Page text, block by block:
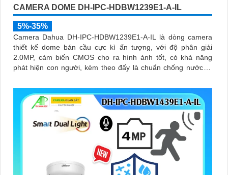
CAMERA DOME DH-IPC-HDBW1239E1-A-IL
5%-35%
Camera Dahua DH-IPC-HDBW1239E1-A-IL là dòng camera
thiết kế dome bán cầu cực kì ấn tượng, với độ phân giải
2.0MP, cảm biến CMOS cho ra hình ảnh tốt, có khả năng
phát hiện con người, kèm theo đấy là chuẩn chống nước IP